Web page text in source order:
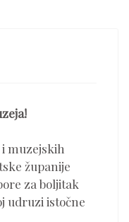
muzejskih
županije
za boljitak
udruzi istočne